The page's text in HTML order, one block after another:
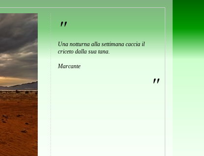
"
Una notturna alla settimana caccia il
criceto dalla sua tana.
Marcante
"